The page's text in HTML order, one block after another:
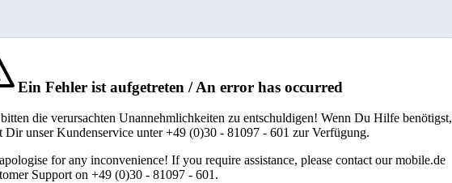
Ein Fehler ist aufgetreten / An error has occurred
die verursachten Unannehmlichkeiten zu entschuldigen! Wenn Du Hilfe benötigst,
Dir unser Kundenservice unter +49 (0)30 - 81097 - 601 zur Verfügung.
for any inconvenience! If you require assistance, please contact our mobile.de
Support on +49 (0)30 - 81097 - 601.